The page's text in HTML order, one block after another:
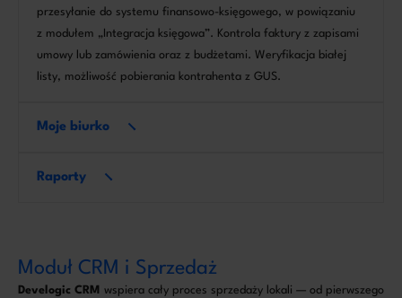
przesyłanie do systemu finansowo-księgowego, w powiązaniu
z modułem „Integracja księgowa”. Kontrola faktury z zapisami
umowy lub zamówienia oraz z budżetami. Weryfikacja białej
listy, możliwość pobierania kontrahenta z GUS.
Moje biurko
Raporty
Moduł CRM i Sprzedaż
Develogic CRM
wspiera cały proces sprzedaży lokali — od pierwszego